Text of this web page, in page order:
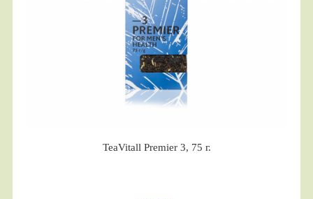
TeaVitall Premier 3, 75 г.